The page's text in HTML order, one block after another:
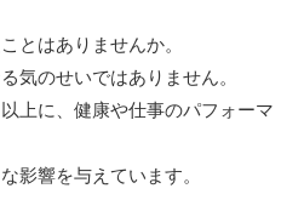
とはありませんか。
気のせいではありません。
上に、健康や仕事のパフォーマ
影響を与えています。